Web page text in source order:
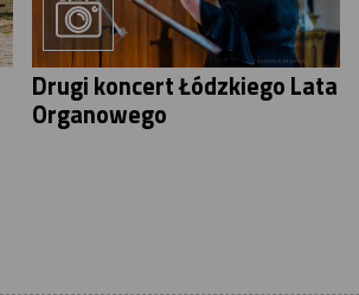
Drugi koncert Łódzkiego Lata
Organowego